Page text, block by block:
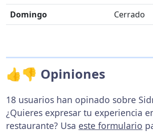
Domingo
Cerrado
👍👎 Opiniones
18 usuarios han opinado sobre
¿Quieres expresar tu experiencia
restaurante? Usa este formulario